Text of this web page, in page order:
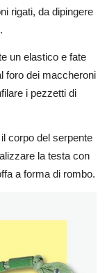
rigati, da dipingere
un elastico e fate
foro dei maccheroni
i pezzetti di
corpo del serpente
la testa con
a forma di rombo.